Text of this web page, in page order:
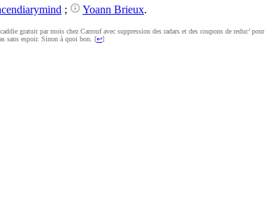
; Yoann Brieux.
gratuit par mois chez Carrouf avec suppression des radars et des coupons de reduc’ pour
sans espoir. Sinon à quoi bon. [↩]